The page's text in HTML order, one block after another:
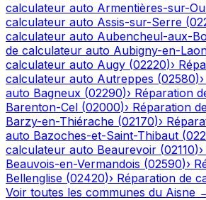
calculateur auto Armentières-sur-
calculateur auto Assis-sur-Serre (
calculateur auto Aubencheul-aux-
de calculateur auto Aubigny-en-
calculateur auto Augy (02220)›
calculateur auto Autreppes (02580)›
auto Bagneux (02290)› Réparation
Barenton-Cel (02000)› Réparation
Barzy-en-Thiérache (02170)›
auto Bazoches-et-Saint-Thibaut (
calculateur auto Beaurevoir (02110)›
Beauvois-en-Vermandois (02590)›
Bellenglise (02420)› Réparation de
Voir toutes les communes du Aisne